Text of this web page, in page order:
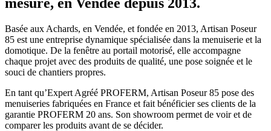
Basée aux Achards, en Vendée, et fondée en 2013, Artisan Poseur
85 est une entreprise dynamique spécialisée dans la menuiserie et la
domotique. De la fenêtre au portail motorisé, elle accompagne
chaque projet avec des produits de qualité, une pose soignée et le
souci de chantiers propres.
En tant qu’Expert Agréé PROFERM, Artisan Poseur 85 pose des
menuiseries fabriquées en France et fait bénéficier ses clients de la
garantie PROFERM 20 ans. Son showroom permet de voir et de
comparer les produits avant de se décider.